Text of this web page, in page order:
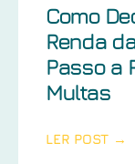
Como
Renda
Passo a
Multas
LER POST →